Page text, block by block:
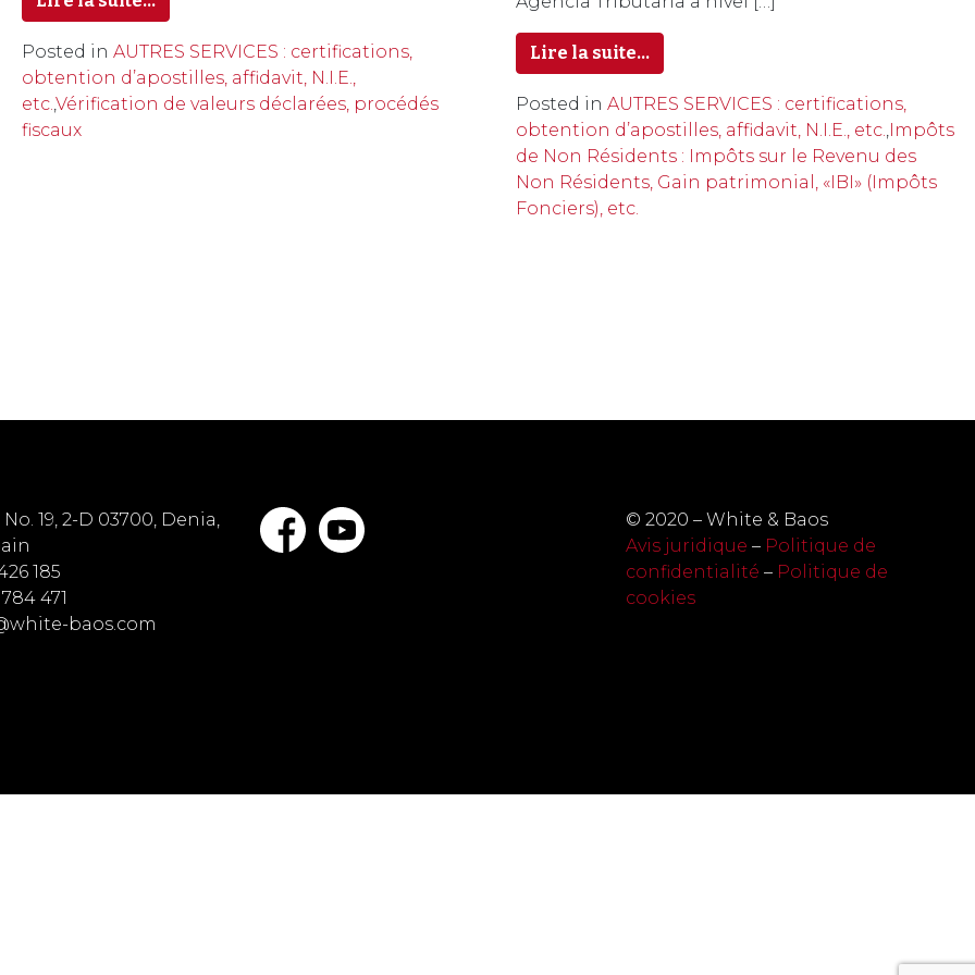
Posted inAUTRES SERVICES : certifications,
obtention d’apostilles, affidavit, N.I.E.,
etc.,Vérification de valeurs déclarées, procédés
fiscaux
Lire la suite…
Posted in AUTRES SERVICES : certifications,
obtention d’apostilles, affidavit, N.I.E., etc.,Impôts
de Non Résidents : Impôts sur le Revenu des
Non Résidents, Gain patrimonial, «IBI» (Impôts
Fonciers), etc.
19, 2-D 03700, Denia,
185
471
baos.com
© 2020 – White & Baos
Avis juridique – Politique de
confidentialité – Politique de
cookies